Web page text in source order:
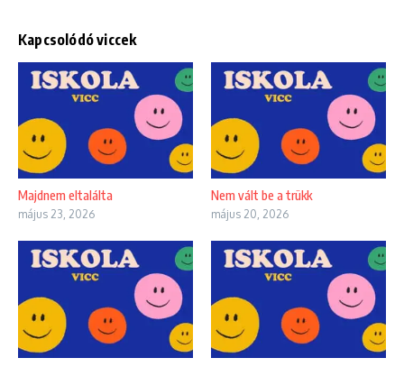
Kapcsolódó viccek
Majdnem eltalálta
május 23, 2026
Nem vált be a trükk
május 20, 2026